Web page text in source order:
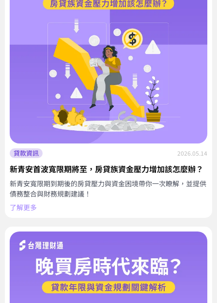
貸款資訊 2026.05.14
新青安首波寬限期將至，房貸族資金壓力增加該怎麼辦？
新青安寬限期到期後的房貸壓力與資金困境帶你一次瞭解，並提供
債務整合與財務規劃建議！
了解更多